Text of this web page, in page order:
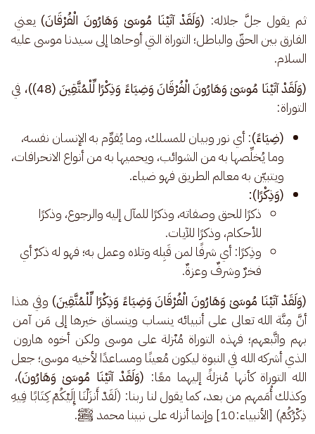
ثم يقول جلَّ جلاله: (وَلَقَدْ آتَيْنَا مُوسَىٰ وَهَارُونَ الْفُرْقَانَ) يعني
الفارق بين الحقّ والباطل؛ التوراة التي أوحاها إلى سيدنا موسى عليه
السلام.
(وَلَقَدْ آتَيْنَا مُوسَىٰ وَهَارُونَ الْفُرْقَانَ وَضِيَاءً وَذِكْرًا لِّلْمُتَّقِينَ (48))،
في
التوراة:
(ضِيَاءً): أي نور وبيان للمسلك، وما يُقوِّم به الإنسان نفسه،
وما يُخلِّصها به من الشوائب، ويحميها به من أنواع الانحرافات،
ويتبيّن به معالم الطريق فهو ضياء.
(وَذِكْرًا):
ذكرًا للحق وصفاته، وذكرًا للمآل إليه والرجوع، وذكرًا
للأحكام، وذكرًا للآيات.
وذِكرًا: أي شرفًا لمن قَبِله وتلاه وعمل به؛ فهو له ذكرٌ أي
فخرٌ وشرفٌ وعزةٌ.
(وَلَقَدْ آتَيْنَا مُوسَىٰ وَهَارُونَ الْفُرْقَانَ وَضِيَاءً وَذِكْرًا لِّلْمُتَّقِينَ) وفي هذا
أنَّ مِنَّة الله تعالى على أنبيائه ينساب وينساق خيرها إلى مَن آمن
بهم واتَّبعهم؛ فهذه التوراة مُنْزلة على موسى ولكن أخوه هارون
الذي أشركه الله في النبوة ليكون مُعينًا ومساعدًا لأخيه موسى؛ جعل
الله التوراة كأنها مُنزلةً إليهما معًا: (وَلَقَدْ آتَيْنَا مُوسَىٰ وَهَارُونَ)،
وكذلك أُمَمهم من بعد، كما يقول لنا ربنا: (لَقَدْ أَنزَلْنَا إِلَيْكُمْ كِتَابًا فِيهِ
ذِكْرُكُمْ) [الأنبياء:10] وإنما أنزله على نبينا محمد ﷺ.